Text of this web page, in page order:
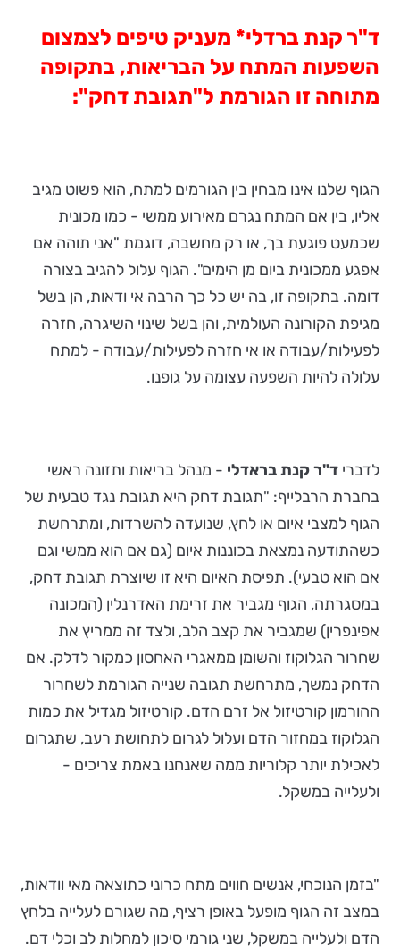
ד"ר קנת ברדלי* מעניק טיפים לצמצום
השפעות המתח על הבריאות, בתקופה
מתוחה זו הגורמת ל"תגובת דחק":
הגוף שלנו אינו מבחין בין הגורמים למתח, הוא פשוט מגיב
אליו, בין אם המתח נגרם מאירוע ממשי - כמו מכונית
שכמעט פוגעת בך, או רק מחשבה, דוגמת "אני תוהה אם
אפגע ממכונית ביום מן הימים". הגוף עלול להגיב בצורה
דומה. בתקופה זו, בה יש כל כך הרבה אי ודאות, הן בשל
מגיפת הקורונה העולמית, והן בשל שינוי השיגרה, חזרה
לפעילות/עבודה או אי חזרה לפעילות/עבודה - למתח
עלולה להיות השפעה עצומה על גופנו.
לדברי ד"ר קנת בראדלי - מנהל בריאות ותזונה ראשי
בחברת הרבלייף: "תגובת דחק היא תגובת נגד טבעית של
הגוף למצבי איום או לחץ, שנועדה להשרדות, ומתרחשת
כשהתודעה נמצאת בכוננות איום (גם אם הוא ממשי וגם
אם הוא טבעי). תפיסת האיום היא זו שיוצרת תגובת דחק,
במסגרתה, הגוף מגביר את זרימת האדרנלין (המכונה
אפינפרין) שמגביר את קצב הלב, ולצד זה ממריץ את
שחרור הגלוקוז והשומן ממאגרי האחסון כמקור לדלק. אם
הדחק נמשך, מתרחשת תגובה שנייה הגורמת לשחרור
ההורמון קורטיזול אל זרם הדם. קורטיזול מגדיל את כמות
הגלוקוז במחזור הדם ועלול לגרום לתחושת רעב, שתגרום
לאכילת יותר קלוריות ממה שאנחנו באמת צריכים -
ולעלייה במשקל.
"בזמן הנוכחי, אנשים חווים מתח כרוני כתוצאה מאי וודאות,
במצב זה הגוף מופעל באופן רציף, מה שגורם לעלייה בלחץ
הדם ולעלייה במשקל, שני גורמי סיכון למחלות לב וכלי דם.